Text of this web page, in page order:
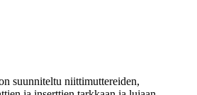
suunniteltu niittimuttereiden,